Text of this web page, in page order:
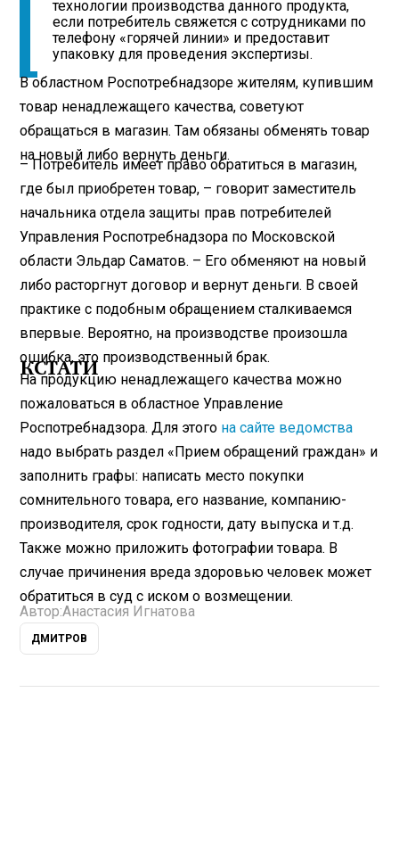
технологии производства данного продукта,
если потребитель свяжется с сотрудниками по
телефону «горячей линии» и предоставит
упаковку для проведения экспертизы.
В областном Роспотребнадзоре жителям, купившим
товар ненадлежащего качества, советуют
обращаться в магазин. Там обязаны обменять товар
на новый либо вернуть деньги.
– Потребитель имеет право обратиться в магазин,
где был приобретен товар, – говорит заместитель
начальника отдела защиты прав потребителей
Управления Роспотребнадзора по Московской
области Эльдар Саматов. – Его обменяют на новый
либо расторгнут договор и вернут деньги. В своей
практике с подобным обращением сталкиваемся
впервые. Вероятно, на производстве произошла
ошибка, это производственный брак.
КСТАТИ
На продукцию ненадлежащего качества можно
пожаловаться в областное Управление
Роспотребнадзора. Для этого на сайте ведомства
надо выбрать раздел «Прием обращений граждан» и
заполнить графы: написать место покупки
сомнительного товара, его название, компанию-
производителя, срок годности, дату выпуска и т.д.
Также можно приложить фотографии товара. В
случае причинения вреда здоровью человек может
обратиться в суд с иском о возмещении.
Автор:Анастасия Игнатова
ДМИТРОВ